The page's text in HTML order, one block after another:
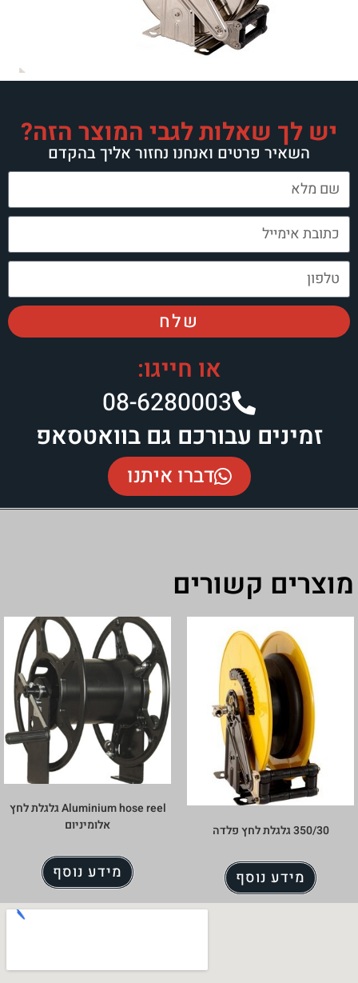
לגבי המוצר הזה?
ואנחנו נחזור אליך בהקדם
08-6280003​
גם בוואטסאפ
Aluminium hose reel גלגלת לחץ
אלומיניום
מידע נוסף